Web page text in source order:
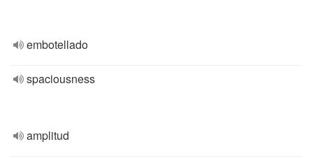
embotellado
spaciousness
amplitud